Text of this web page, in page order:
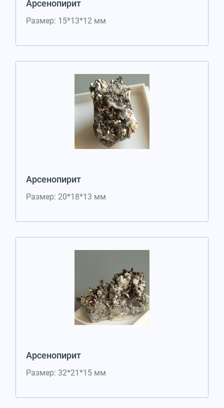
Арсенопирит
Размер: 15*13*12 мм
Арсенопирит
Размер: 20*18*13 мм
Арсенопирит
Размер: 32*21*15 мм